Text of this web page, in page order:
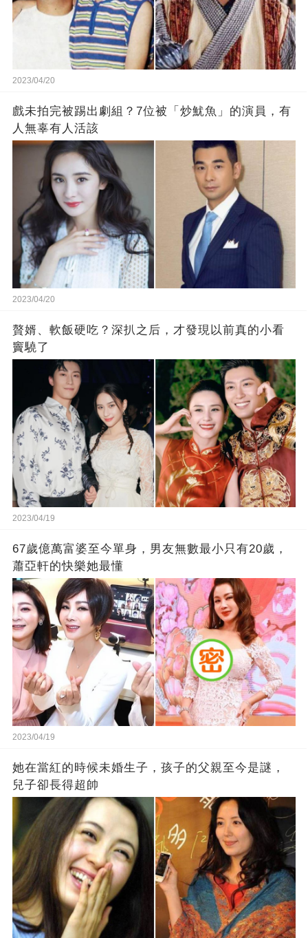
2023/04/20
戲未拍完被踢出劇組？7位被「炒魷魚」的演員，有
人無辜有人活該
2023/04/20
贅婿、軟飯硬吃？深扒之后，才發現以前真的小看
竇驍了
2023/04/19
67歲億萬富婆至今單身，男友無數最小只有20歲，
蕭亞軒的快樂她最懂
2023/04/19
她在當紅的時候未婚生子，孩子的父親至今是謎，
兒子卻長得超帥